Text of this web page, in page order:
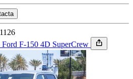
F-150 4D SuperCrew